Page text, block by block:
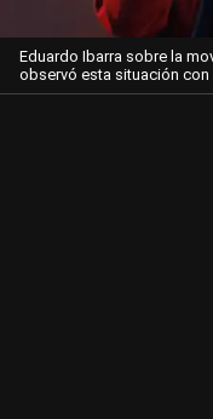
Eduardo Ibarra sobre la
observó esta situación